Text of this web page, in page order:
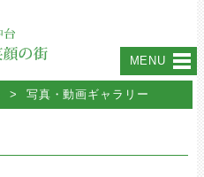
MENU
> 写真・動画ギャラリー